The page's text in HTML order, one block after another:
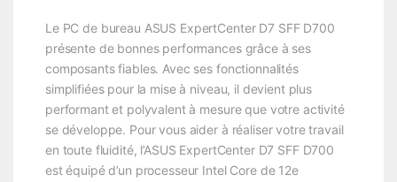
Le PC de bureau ASUS ExpertCenter D7 SFF D700
présente de bonnes performances grâce à ses
composants fiables. Avec ses fonctionnalités
simplifiées pour la mise à niveau, il devient plus
performant et polyvalent à mesure que votre activité
se développe. Pour vous aider à réaliser votre travail
en toute fluidité, l’ASUS ExpertCenter D7 SFF D700
est équipé d’un processeur Intel Core de 12e